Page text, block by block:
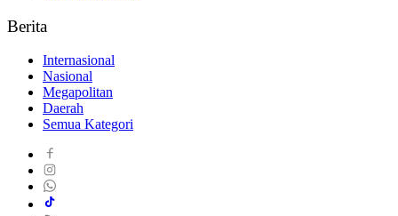
Berita
Internasional
Nasional
Megapolitan
Daerah
Semua Kategori